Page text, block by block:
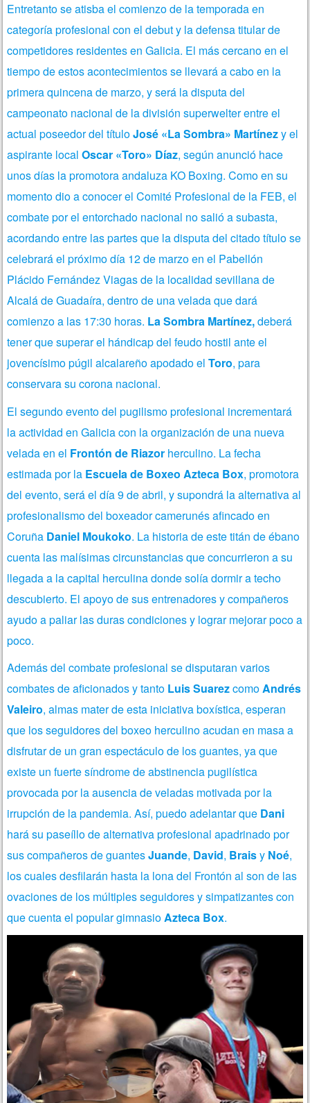
Entretanto se atisba el comienzo de la temporada en
categoría profesional con el debut y la defensa titular de
competidores residentes en Galicia. El más cercano en el
tiempo de estos acontecimientos se llevará a cabo en la
primera quincena de marzo, y será la disputa del
campeonato nacional de la división superwelter entre el
actual poseedor del títuloJosé «La Sombra» Martínezy el
aspirante localOscar «Toro» Díaz, según anunció hace
unos días la promotora andaluza KO Boxing. Como en su
momento dio a conocer el Comité Profesional de la FEB, el
combate por el entorchado nacional no salió a subasta,
acordando entre las partes que la disputa del citado título se
celebrará el próximo día 12 de marzo en el Pabellón
Plácido Fernández Viagas de la localidad sevillana de
Alcalá de Guadaíra, dentro de una velada que dará
comienzo a las 17:30 horas. La Sombra Martínez,deberá
tener que superar el hándicap del feudo hostil ante el
jovencísimo púgil alcalareño apodado elToro, para
conservara su corona nacional.
El segundo evento del pugilismo profesional incrementará
la actividad en Galicia con la organización de una nueva
velada en el Frontón de Riazor herculino. La fecha
estimada por la Escuela de Boxeo Azteca Box, promotora
del evento, será el día 9 de abril, y supondrá la alternativa al
profesionalismo del boxeador camerunés afincado en
Coruña Daniel Moukoko. La historia de este titán de ébano
cuenta las malísimas circunstancias que concurrieron a su
llegada a la capital herculina donde solía dormir a techo
descubierto. El apoyo de sus entrenadores y compañeros
ayudo a paliar las duras condiciones y lograr mejorar poco a
poco.
Además del combate profesional se disputaran varios
combates de aficionados y tanto Luis SuarezcomoAndrés
Valeiro, almas mater de esta iniciativa boxística, esperan
que los seguidores del boxeo herculino acudan en masa a
disfrutar de un gran espectáculo de los guantes, ya que
existe un fuerte síndrome de abstinencia pugilística
provocada por la ausencia de veladas motivada por la
irrupción de la pandemia. Así, puedo adelantar que Dani
hará su paseíllo de alternativa profesional apadrinado por
sus compañeros de guantesJuande, David, Braisy Noé,
los cuales desfilarán hasta la lona del Frontón al son de las
ovaciones de los múltiples seguidores y simpatizantes con
que cuenta el popular gimnasioAzteca Box.